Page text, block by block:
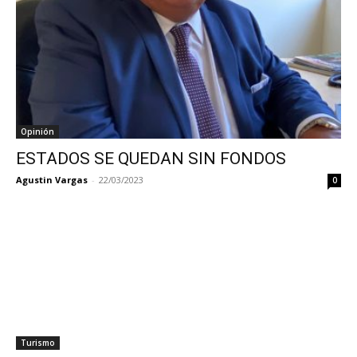
Opinión
ESTADOS SE QUEDAN SIN FONDOS
Agustin Vargas - 22/03/2023 0
Turismo